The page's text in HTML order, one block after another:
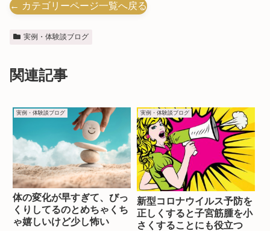
← カテゴリーページ一覧へ戻る
実例・体験談ブログ
関連記事
実例・体験談ブログ
体の変化が早すぎて、びっ
くりしてるのとめちゃくち
ゃ嬉しいけど少し怖い
実例・体験談ブログ
新型コロナウイルス予防を
正しくすると子宮筋腫を小
さくすることにも役立つ